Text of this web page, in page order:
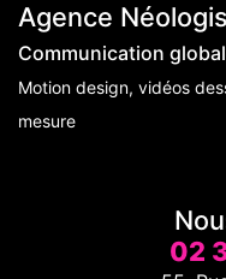
Agence Néologis
Communication
Motion design, vidéos
mesure
02